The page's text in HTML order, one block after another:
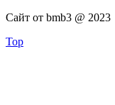
Сайт от bmb3 @ 2023
Top